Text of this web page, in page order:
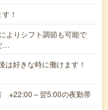
！
よりシフト調節も可能で
…
は好きな時に働けます！
※22:00～翌5:00の夜勤帯